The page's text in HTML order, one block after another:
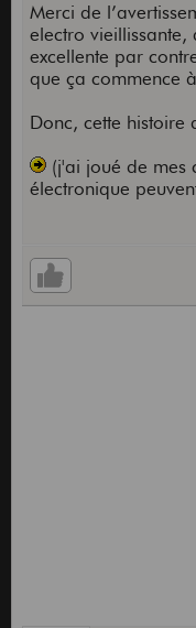
* par 4 : en fait
ukulélé qui sont
Merci de
electro vieillissante,
excellente par
que ça commence
Donc, cette histoire
(j'ai joué de mes
électronique